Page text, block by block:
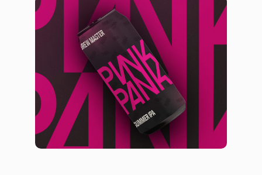
Дизайн банок крафтового пива со
своим имиджем
Брендинг Дизайн упаковки